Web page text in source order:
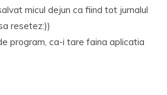
micul dejun ca fiind tot jurnalul
resetez:))
program, ca-i tare faina aplicatia